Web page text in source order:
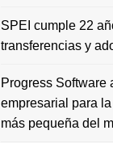
SPEI cumple 22
transferencias y
Progress Software
empresarial para
más pequeña del